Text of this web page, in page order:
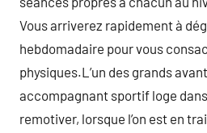
Vous arriverez rapidement à
hebdomadaire pour vous
physiques.L’un des grands
accompagnant sportif loge
remotiver, lorsque l’on est en